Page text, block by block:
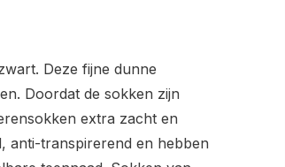
Deze fijne dunne
Doordat de sokken zijn
extra zacht en
anti-transpirerend en hebben